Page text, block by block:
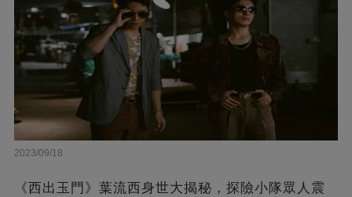
2023/09/18
《西出玉門》葉流西身世大揭秘，探險小隊眾人震